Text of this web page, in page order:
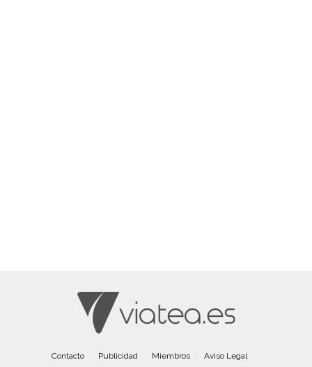
Contacto Publicidad Miembros Aviso Legal